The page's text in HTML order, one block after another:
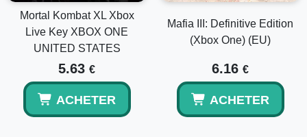
Mortal Kombat XL Xbox
Live Key XBOX ONE
UNITED STATES
5.63 €
ACHETER
Mafia III: Definitive Edition
(Xbox One) (EU)
6.16 €
ACHETER